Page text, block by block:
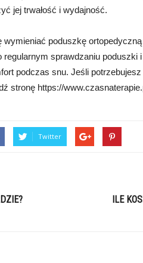
jej trwałość i wydajność.
wymieniać poduszkę
regularnym sprawdzaniu
podczas snu. Jeśli
stronę https://
Twitter
ILE